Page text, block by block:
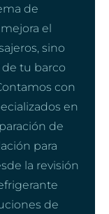
de
el
sino
tu barco
con
en
de
para
la revisión
de